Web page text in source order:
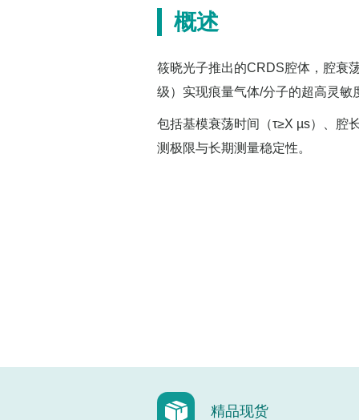
概述
筱晓光子推出的CRDS腔体，腔衰
级）实现痕量气体/分子的超高灵敏
包括基模衰荡时间（τ≥X µs）、腔
测极限与长期测量稳定性。
精品现货